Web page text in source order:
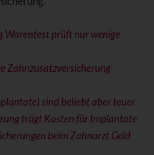
Warentest prüft nur wenige
Zahnzusatzversicherung
sind beliebt aber teuer
trägt Kosten für Implantate
beim Zahnarzt Geld